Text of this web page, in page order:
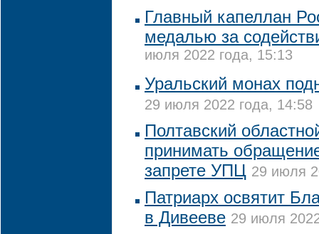
Главный капеллан
медалью за
июля 2022 года, 15:13
Уральский монах
29 июля 2022 года, 14:58
Полтавский
принимать
запрете УПЦ 29 июля
Патриарх освятит
в Дивееве 29 июля